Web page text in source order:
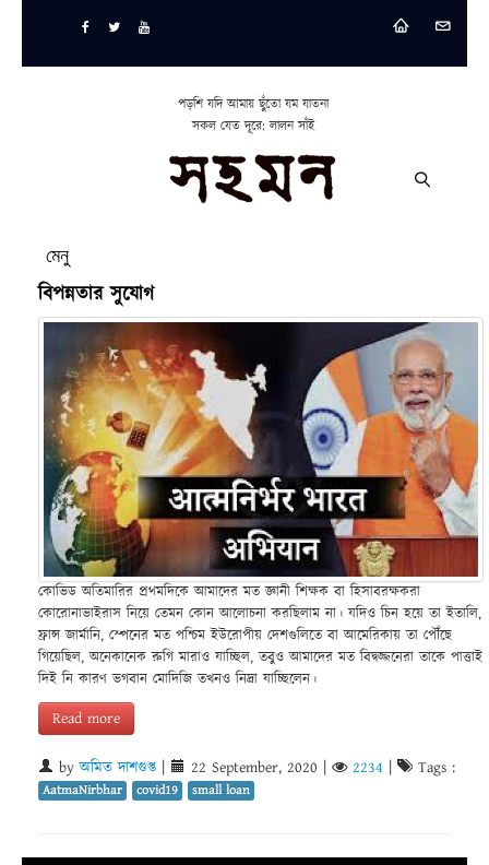
পড়শি যদি আমায় ছুঁতো যম যাতনা
সকল যেত দূরে: লালন সাঁই
মেনু
বিপন্নতার সুযোগ
কোভিড অতিমারির প্রথমদিকে আমাদের মত জ্ঞানী শিক্ষক বা হিসাবরক্ষকরা
কোরোনাভাইরাস নিয়ে তেমন কোন আলোচনা করছিলাম না। যদিও চিন হয়ে তা ইতালি,
ফ্রান্স জার্মানি, স্পেনের মত পশ্চিম ইউরোপীয় দেশগুলিতে বা আমেরিকায় তা পৌঁছে
গিয়েছিল, অনেকানেক রুগি মারাও যাচ্ছিল, তবুও আমাদের মত বিদ্বজ্জনেরা তাকে পাত্তাই
দিই নি কারণ ভগবান মোদিজি তখনও নিদ্রা যাচ্ছিলেন।
Read more
byঅমিত দাশগুপ্ত 22 September, 2020 2234 Tags :
AatmaNirbhar covid19 small loan